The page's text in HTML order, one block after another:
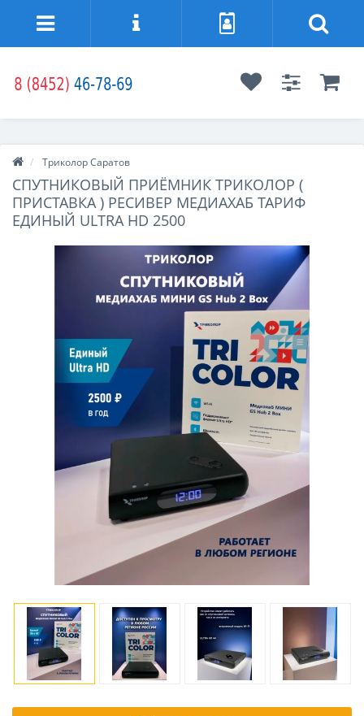
Триколор Саратов
СПУТНИКОВЫЙ ПРИЁМНИК ТРИКОЛОР (
ПРИСТАВКА ) РЕСИВЕР МЕДИАХАБ ТАРИФ
ЕДИНЫЙ ULTRA HD 2500